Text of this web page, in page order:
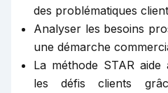
des problématiques
Analyser les besoins
une démarche
La méthode STAR
les défis clients